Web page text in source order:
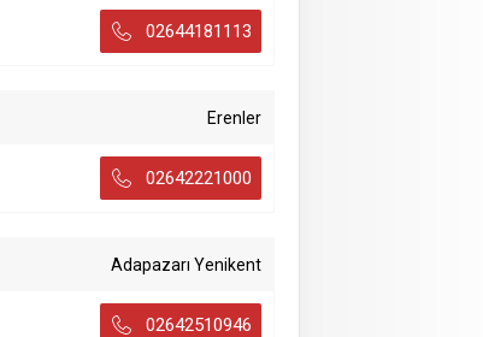
02644181113
Erenler
02642221000
Adapazarı Yenikent
02642510946